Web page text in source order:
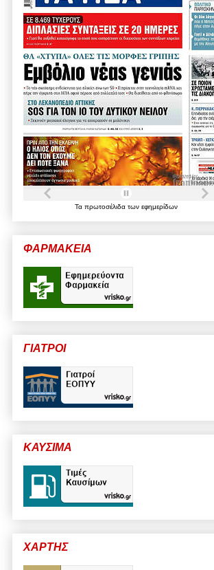
Τα πρωτοσέλιδα των εφημερίδων
ΦΑΡΜΑΚΕΙΑ
ΓΙΑΤΡΟΙ
ΚΑΥΣΙΜΑ
ΧΑΡΤΗΣ